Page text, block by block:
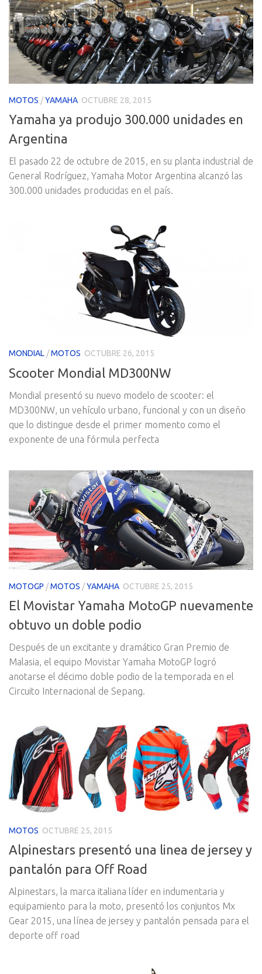
MOTOS /YAMAHA OCTUBRE 28, 2015
Yamaha ya produjo 300.000 unidades en
Argentina
El pasado 22 de octubre de 2015, en su planta industrial de
General Rodríguez, Yamaha Motor Argentina alcanzó las
300.000 unidades producidas en el país.
MONDIAL /MOTOS OCTUBRE 26, 2015
Scooter Mondial MD300NW
Mondial presentó su nuevo modelo de scooter: el
MD300NW, un vehículo urbano, funcional y con un diseño
que lo distingue desde el primer momento como el
exponente de una fórmula perfecta
MOTOGP /MOTOS /YAMAHA OCTUBRE 25, 2015
El Movistar Yamaha MotoGP nuevamente
obtuvo un doble podio
Después de un excitante y dramático Gran Premio de
Malasia, el equipo Movistar Yamaha MotoGP logró
anotarse el décimo doble podio de la temporada en el
Circuito Internacional de Sepang.
MOTOS OCTUBRE 25, 2015
Alpinestars presentó una linea de jersey y
pantalón para Off Road
Alpinestars, la marca italiana líder en indumentaria y
equipamiento para la moto, presentó los conjuntos Mx
Gear 2015, una línea de jersey y pantalón pensada para el
deporte off road